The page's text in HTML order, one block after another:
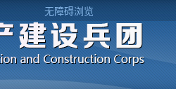
无障碍浏览